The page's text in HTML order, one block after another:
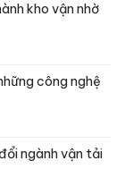
kho vận nhờ
công nghệ
ngành vận tải